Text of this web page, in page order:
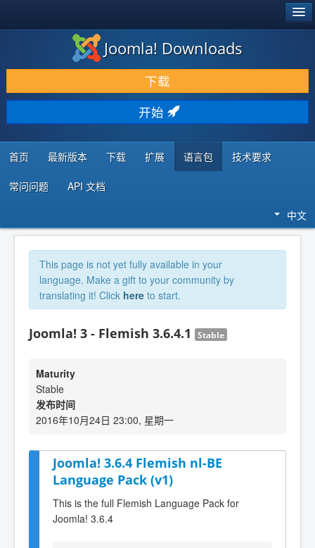
下载 & 扩展
发现 & 学习
社区 & 支持
开发者资源
Joomla! Downloads
下载
开始
首页 最新版本 下载 扩展 语言包 技术要求
常问问题 API 文档
中文
This page is not yet fully available in your
language. Make a gift to your community by
translating it! Click here to start.
Joomla! 3 - Flemish 3.6.4.1 Stable
Maturity
Stable
发布时间
2016年10月24日 23:00, 星期一
Joomla! 3.6.4 Flemish nl-BE
Language Pack (v1)
This is the full Flemish Language Pack for
Joomla! 3.6.4